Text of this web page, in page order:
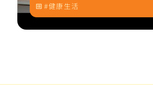
健康生活